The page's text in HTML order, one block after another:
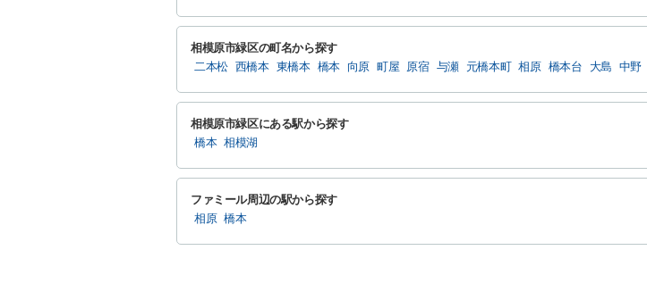
相模原市緑区の町名から探す
二本松 西橋本 東橋本 橋本 向原 町屋 原宿 与瀬 元橋本町 相原 橋本台 大島 中野
相模原市緑区にある駅から探す
橋本 相模湖
ファミール周辺の駅から探す
相原 橋本